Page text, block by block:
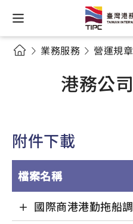
業務服務 營運規章
港務公
附件下載
檔案名稱
國際商港港勤拖船